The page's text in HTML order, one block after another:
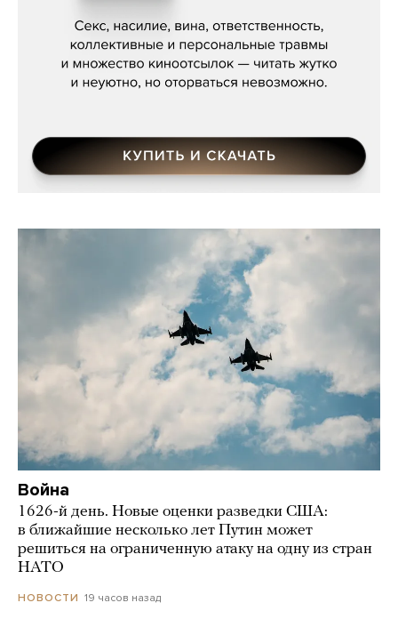
Война
1626-й день. Новые оценки разведки США:
в ближайшие несколько лет Путин может
решиться на ограниченную атаку на одну из стран
НАТО
НОВОСТИ 19 часов назад